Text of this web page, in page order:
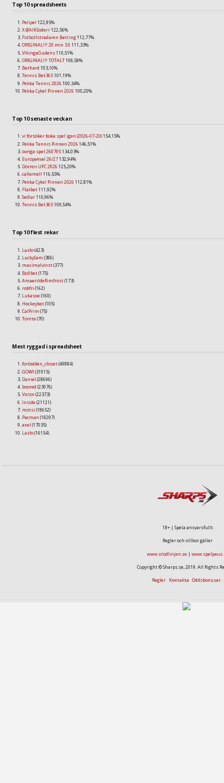
Top 10 spreadsheets
Pelipel 122,95%
X @AIKSoderr122,56%
Fotbollstradaren Betting112,77%
ORIGINAL!!! 20 min 3.0 111,33%
VikingaGudens110,51%
ORIGINAL!!! TOTALT108,58%
Bethard 103,10%
Tennis Bet365101,19%
Pekka Tennis 2026 100,34%
Pekka Cykel Pinnen 2026 100,20%
Top 10 senaste veckan
vi försöker boka spel igen (2026-07-20)154,15%
Pekka Tennis Pinnen 2026 146,51%
övriga spel 260705134,03%
Europakval 26/27132,94%
Dörren UFC 2026 125,20%
callemell 116,55%
Pekka Cykel Pinnen 2026 112,81%
Flatbet111,92%
Sedlar110,96%
Tennis Bet365109,54%
Top 10 flest rekar
Lazlo(423)
LuckySam (386)
maximalvinst(377)
Bollbet(175)
AmaerildeRimfrost(173)
robfri (162)
Lukasoe (160)
Hockeybet(105)
CalPrim (75)
Tomte (70)
Mest ryggad i spreadsheet
forbidden_closet(49884)
GOWI (31015)
Daniel (28696)
boored (23076)
Victor(22373)
Inside (21121)
motsi (18652)
Pacman (18297)
axel (17035)
Lazlo(16154)
18+ | Spela ansvarsfullt
Regler och villkor gäller
www.stodlinjen.se |
Copyright © Sharps.se, 2019. All Rights
Regler Kontakta Oddsbonusar